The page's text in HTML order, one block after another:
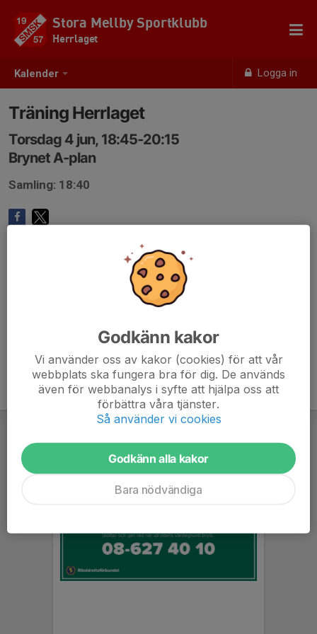
Kalender Logga in
Stora Mellby Sportklubb
Herrlaget
Träning Herrlaget
Torsdag 4 jun, 18:45-20:15
Brynet A-plan
Samling: 18:40
Godkänn kakor
Vi använder oss av kakor (cookies) för att vår
webbplats ska fungera bra för dig. De används
även för webbanalys i syfte att hjälpa oss att
förbättra våra tjänster.
Så använder vi cookies
Godkänn alla kakor
Bara nödvändiga